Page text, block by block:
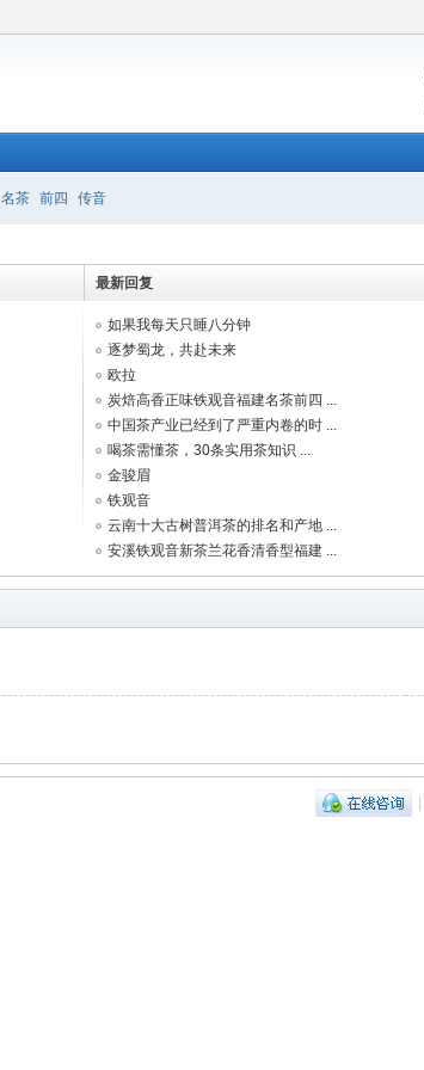
名茶 前四 传音
最新回复
如果我每天只睡八分钟
逐梦蜀龙，共赴未来
欧拉
炭焙高香正味铁观音福建名茶前四 ...
中国茶产业已经到了严重内卷的时 ...
喝茶需懂茶，30条实用茶知识 ...
金骏眉
铁观音
云南十大古树普洱茶的排名和产地 ...
安溪铁观音新茶兰花香清香型福建 ...
|